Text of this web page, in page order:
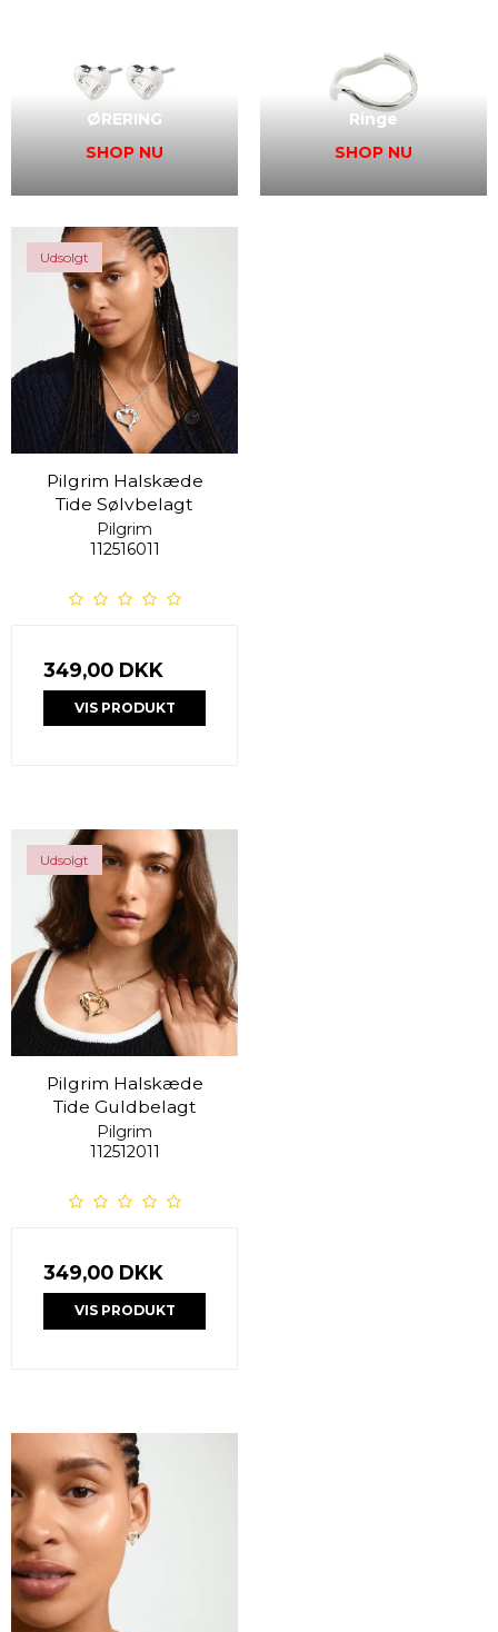
ØRERING
SHOP NU
Ringe
SHOP NU
Udsolgt
Pilgrim Halskæde
Tide Sølvbelagt
Pilgrim
112516011
349,00 DKK
VIS PRODUKT
Udsolgt
Pilgrim Halskæde
Tide Guldbelagt
Pilgrim
112512011
349,00 DKK
VIS PRODUKT